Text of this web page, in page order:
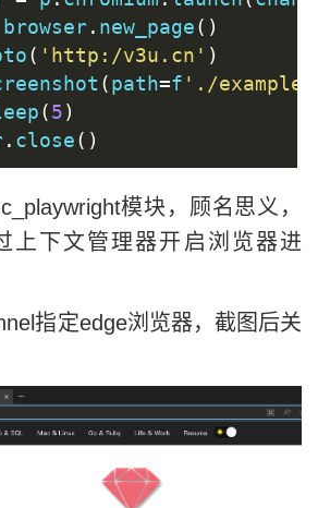
browser. new_page()
( 'http:/v3u.cn' )
(path=f './
(5)
. close()
模块，顾名思义，
上下文管理器开启浏览器进
指定edge浏览器，截图后关